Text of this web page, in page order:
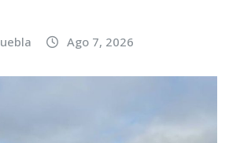
Ago 7, 2026